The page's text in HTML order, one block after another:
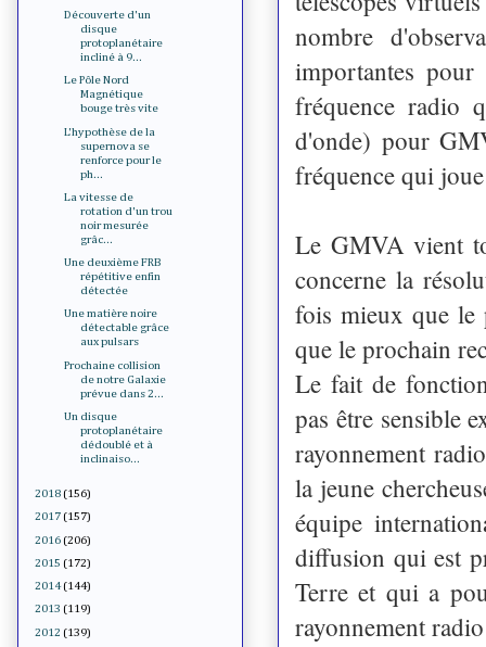
nombre
importantes
fréquence radio
d'onde) pour
fréquence qui
Le GMVA vient
concerne la
fois mieux que le
que le prochain
Le fait de
pas être sensible
rayonnement
la jeune
équipe
diffusion qui est
Terre et qui a
rayonnement
Découverte d'un
disque
protoplanétaire
incliné à 9...
Le Pôle Nord
Magnétique
bouge très vite
L'hypothèse de la
supernova se
renforce pour le
ph...
La vitesse de
rotation d'un trou
noir mesurée
grâc...
Une deuxième FRB
répétitive enfin
détectée
Une matière noire
détectable grâce
aux pulsars
Prochaine collision
de notre Galaxie
prévue dans 2...
Un disque
protoplanétaire
dédoublé et à
inclinaiso...
2018 (156)
2017 (157)
2016 (206)
2015 (172)
2014 (144)
2013 (119)
2012 (139)